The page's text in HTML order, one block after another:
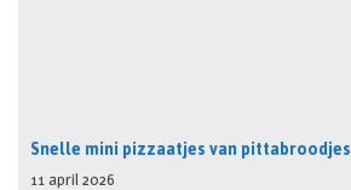
Snelle mini pizzaatjes van pittabroodjes
11 april 2026